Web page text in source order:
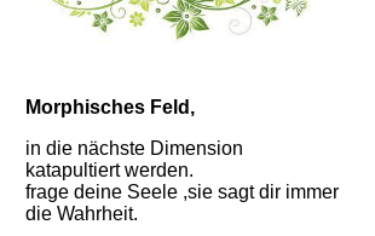
Morphisches Feld,
in die nächste Dimension
katapultiert werden.
frage deine Seele ,sie sagt dir immer
die Wahrheit.